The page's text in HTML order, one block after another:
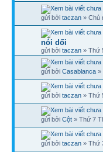
gửi bởi taczan » Chủ
nói dối
gửi bởi taczan » Thứ
gửi bởi Casablanca »
gửi bởi taczan » Thứ
gửi bởi Cột » Thứ 7
gửi bởi taczan » Thứ